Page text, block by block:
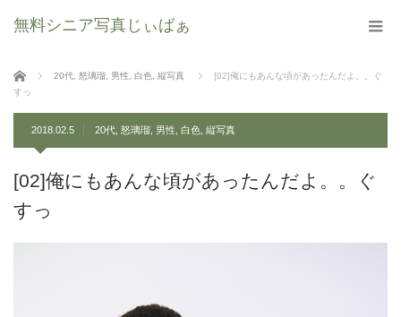
無料シニア写真じぃばぁ
ホーム 20代 怒璃瑠 男性 白色 縦写真
[02]俺にもあんな頃があったんだよ。。ぐ
すっ
2018.02.5 20代 怒璃瑠 男性 白色 縦写真
[02]俺にもあんな頃があったんだよ。。ぐ
すっ